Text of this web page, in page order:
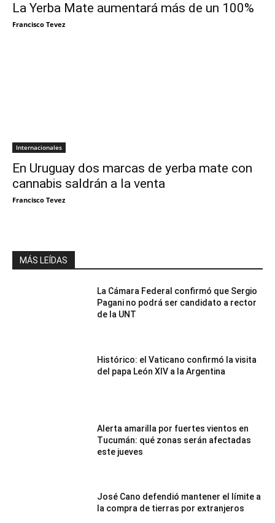
La Yerba Mate aumentará más de un 100%
Francisco Tevez
Internacionales
En Uruguay dos marcas de yerba mate con
cannabis saldrán a la venta
Francisco Tevez
MÁS LEÍDAS
La Cámara Federal confirmó que Sergio
Pagani no podrá ser candidato a rector
de la UNT
Histórico: el Vaticano confirmó la visita
del papa León XIV a la Argentina
Alerta amarilla por fuertes vientos en
Tucumán: qué zonas serán afectadas
este jueves
José Cano defendió mantener el límite a
la compra de tierras por extranjeros